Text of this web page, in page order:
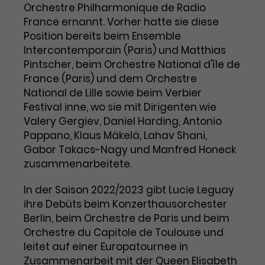
Benutzer*in wiedererkannt werden,
und es wird Zugang zu
geschützten Bereichen gewährt.
Name cookie_optin
Anbieter TYPO3
Laufzeit 1 Monat
Zweck
Enthält die gewählten Tracking-
Laufzeit 2 Jahre
Zweck
Dieses Cookie wird von Google
Analytics installiert. Das Cookie
wird verwendet, um
Besucher*innen-, Sitzungs- und
Kampagnendaten zu berechnen
und die Nutzung der Website für
den Analysebericht der Website zu
verfolgen. Die Cookies speichern
Informationen anonym und weisen
eine zufallsgenerierte Nummer zu,
Name _gid
Anbieter Google Analytics
Marketing
Diese Gruppe beinhaltet alle Scripte, die es uns
ermöglichen die Leistung unserer
Werbekampagnen zu analysieren und
Conversions zu messen. Außerdem helfen sie
uns dabei Werbeanzeigen und Inhalte besser auf
die Interessen unserer Nutzer abzustimmen.
Name
_gcl_au
Anbieter Google Ads
Laufzeit 3 Monate
Zweck
die Effizienz von Werbeanzeigen zu
messen und Conversions zu
speichern. Dieses Cookie hilft dabei
nachzuvollziehen, ob Nutzer über
Google-Anzeigen auf unsere
Website gelangt sind.
Cookie-Informationen
Orchestre Philharmonique de Radio
France ernannt. Vorher hatte sie diese
Position bereits beim Ensemble
Intercontemporain (Paris) und Matthias
Pintscher, beim Orchestre National d'île de
France (Paris) und dem Orchestre
National de Lille sowie beim Verbier
Festival inne, wo sie mit Dirigenten wie
Valery Gergiev, Daniel Harding, Antonio
Pappano, Klaus Mäkelä, Lahav Shani,
Gabor Takacs-Nagy und Manfred Honeck
zusammenarbeitete.
In der Saison 2022/2023 gibt Lucie Leguay
ihre Debüts beim Konzerthausorchester
Berlin, beim Orchestre de Paris und beim
Orchestre du Capitole de Toulouse und
leitet auf einer Europatournee in
Zusammenarbeit mit der Queen Elisabeth